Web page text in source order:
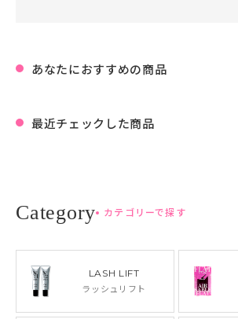
あなたにおすすめの商品
最近チェックした商品
カテゴリーで探す
LASH LIFT
ラッシュリフト